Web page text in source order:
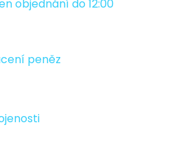
objednání do 12:00
peněz